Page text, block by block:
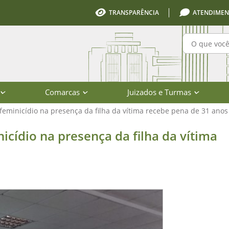
TRANSPARÊNCIA
Comarcas Juizados e Turmas
na presença da filha da vítima recebe pena de 31 anos
da filha da vítima
na presença da filha da vítima